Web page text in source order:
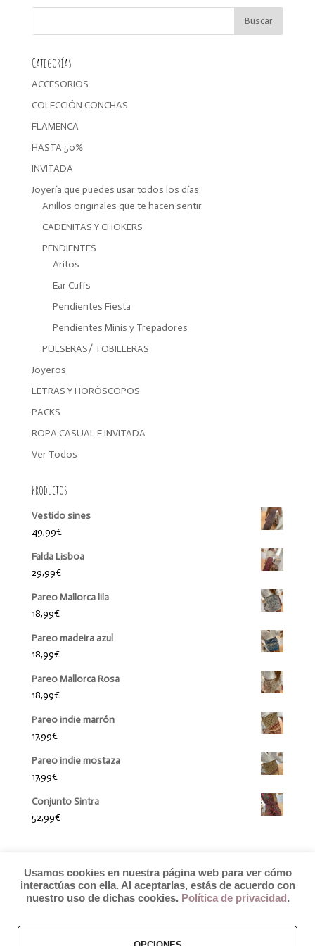
era:
es:
Categorías
ACCESORIOS
COLECCIÓN CONCHAS
FLAMENCA
HASTA 50%
INVITADA
Joyería que puedes usar todos los días
Anillos originales que te hacen sentir
CADENITAS Y CHOKERS
PENDIENTES
Aritos
Ear Cuffs
Pendientes Fiesta
Pendientes Minis y Trepadores
PULSERAS/ TOBILLERAS
Joyeros
LETRAS Y HORÓSCOPOS
PACKS
ROPA CASUAL E INVITADA
Ver Todos
Productos
Vestido sines
49,99€
Falda Lisboa
29,99€
Pareo Mallorca lila
18,99€
Pareo madeira azul
18,99€
Pareo Mallorca Rosa
18,99€
Pareo indie marrón
17,99€
Pareo indie mostaza
17,99€
Conjunto Sintra
52,99€
Usamos cookies en nuestra página web para ver cómo
interactúas con ella. Al aceptarlas, estás de acuerdo con
nuestro uso de dichas cookies. Política de privacidad .